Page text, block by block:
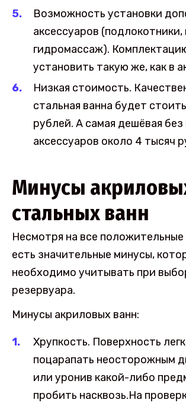
Возможность установки
аксессуаров (подлокотники,
гидромассаж).
установить такую же, как в
Низкая стоимость.
стальная ванна будет
рублей. А самая дешёвая без
аксессуаров около 4 тысяч
Минусы
стальных ванн
Несмотря на все
есть значительные минусы,
необходимо учитывать при
резервуара.
Минусы акриловых ванн:
Хрупкость. Поверхность
поцарапать неосторожным
или уронив какой-либо
пробить насквозь.На